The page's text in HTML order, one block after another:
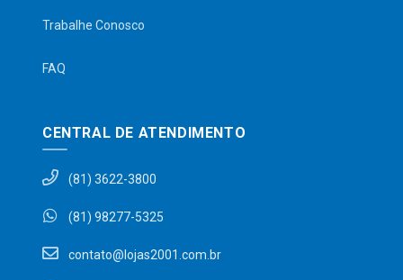
Trabalhe Conosco
FAQ
CENTRAL DE ATENDIMENTO
(81) 3622-3800
(81) 98277-5325
contato@lojas2001.com.br